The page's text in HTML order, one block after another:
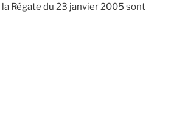
la Régate du 23 janvier 2005 sont